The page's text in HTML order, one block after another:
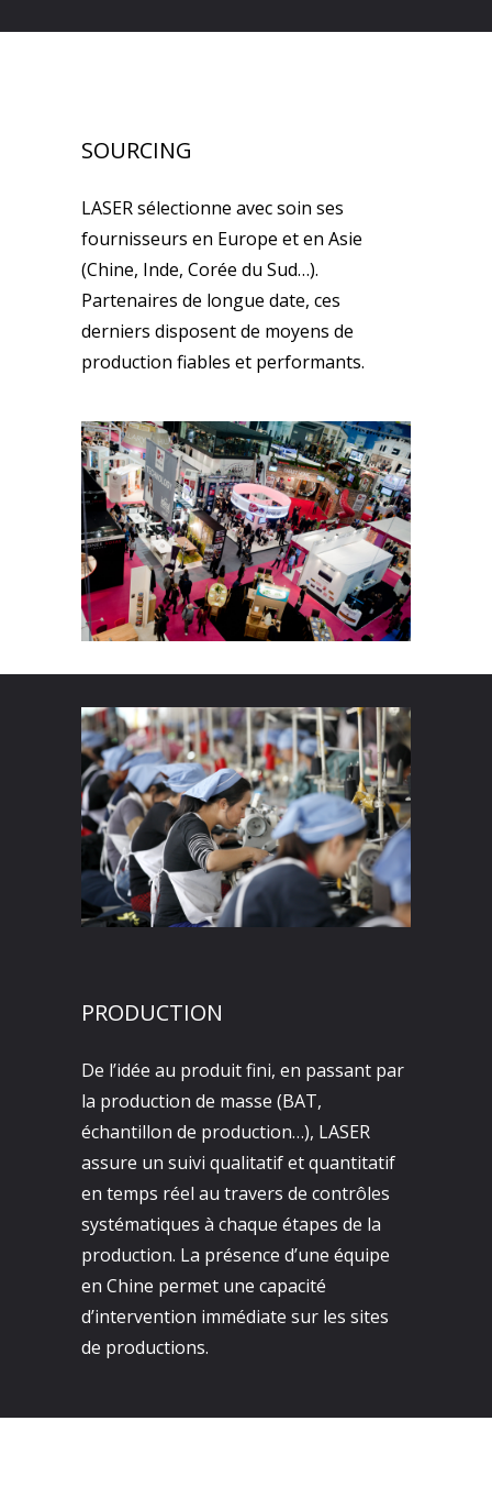
SOURCING
LASER sélectionne avec soin ses
fournisseurs en Europe et en Asie
(Chine, Inde, Corée du Sud…).
Partenaires de longue date, ces
derniers disposent de moyens de
production fiables et performants.
PRODUCTION
De l’idée au produit fini, en passant par
la production de masse (BAT,
échantillon de production…), LASER
assure un suivi qualitatif et quantitatif
en temps réel au travers de contrôles
systématiques à chaque étapes de la
production. La présence d’une équipe
en Chine permet une capacité
d’intervention immédiate sur les sites
de productions.